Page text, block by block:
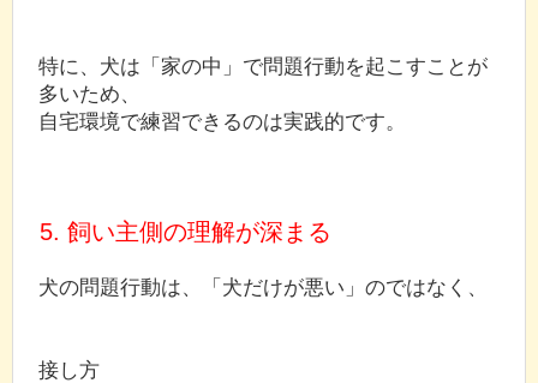
特に、犬は「家の中」で問題行動を起こすことが
多いため、
自宅環境で練習できるのは実践的です。
5. 飼い主側の理解が深まる
犬の問題行動は、「犬だけが悪い」のではなく、
接し方